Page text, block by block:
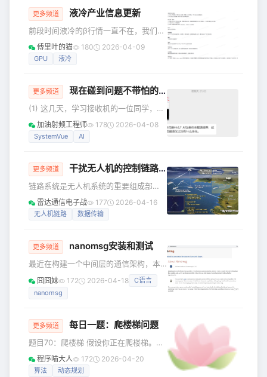
劝退90%的自学者。 但另一边，是残酷
的市场现实：5G通信、毫米波雷达、卫
星互联网、射频前端——每一个热门赛
道都在疯抢懂HFSS的工程师。 问题从
来不是“要不要学”，而是“怎么学才能不
更多频道 液冷产业信息更新
前段时间液冷的β行情一直不在，我们虽
然一直在跟踪，但写的也比较少了。 星
球中今天更新了一些液冷的产业信息，
火，这是某个卖方今晚发出来的，但我
还没有验证，后面验证到了会在星球
讲。 GPU价值的反直觉现象 OpenAI与
Anthropic的战略分歧 大型科技公司的
算力军备竞赛 ASML——AI时代的终极
傅里叶的猫 180 2026-04-09
GPU 液冷
更多频道 现在碰到问题不带怕的，因为身后有AI智囊团_关于fc_change的问题
(1) 这几天，学习接收机的一位同学，问
我一个问题。 现在他进展到systemvue
仿真这块，每次他问我关于systemvue
道，当时做接收机课程的时候，
systemvue是我临时给自己加戏，现学
现用的。等课程做完了，就没碰到机会
用他。再加上我这记忆力，所以，很多
东西可能只有个印象，或者连印象都没
加油射频工程师 178 2026-04-08
SystemVue AI
更多频道 干扰无人机的控制链路和数据链路
链路系统是无人机系统的重要组成部
分，其主要任务是建立一个空地双向数
据传输通道，用于完成地面控制站对无
远距离操作，遥测实现无人机状态的监
测。 任务信息传输则通过下行无线信道
向测控站传送由机载任务传感器所获取
的视频、图像等信息，是无人机完成任
务的关键，质量的好坏直接关系到发现
成 无人机链路的机载部分
雷达通信电子战 177 2026-04-16
无人机链路 数据传输
更多频道 nanomsg安装和测试
最近在构建一个中间层的通信架构，本
来想用dbus，在实验过程中发现dbus对
于国产系统支持版本比较低，安装比较
麻烦，今天无意中看中了nanomsg，尽
满足需求。 nanomsg是一个轻量级的消
息通信组件，是zeromq的作者之一用C
语言去重写的通信框架，其无需进一步
依赖，可在多种操作系统运行。介绍就
不多说了，可直接去官网查询，该官网
囧囧妹 172 2026-04-18
C语言
nanomsg
更多频道 每日一题：爬楼梯问题
题目70：爬楼梯 假设你正在爬楼梯。需
要 n 阶你才能到达楼顶。 每次你可以爬
1 或 2 个台阶。你有多少种不同的方法
程序喵大人 172 2026-04-20
算法 动态规划